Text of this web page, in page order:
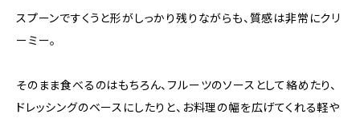
スプーンですくうと形がしっかり残りながらも、質感は非常にクリ
ーミー。
そのまま食べるのはもちろん、フルーツのソースとして絡めたり、
ドレッシングのベースにしたりと、お料理の幅を広げてくれる軽や